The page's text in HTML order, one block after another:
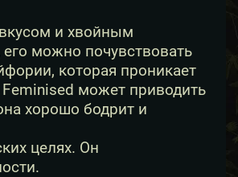
и хвойным
можно почувствовать
которая проникает
может приводить
хорошо бодрит и
целях. Он